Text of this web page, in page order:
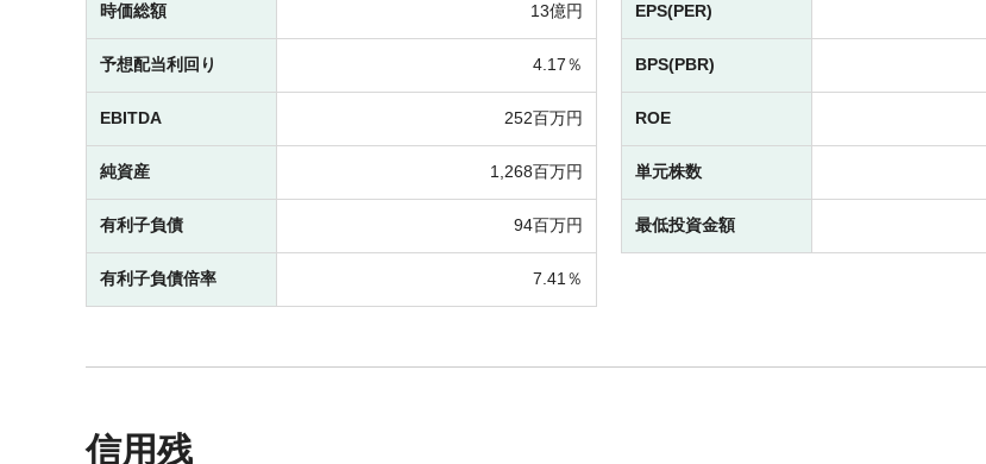
時価総額 13億円
予想配当利回り 4.17％
EBITDA 252百万円
純資産 1,268百万円
有利子負債 94百万円
有利子負債倍率 7.41％
EPS(PER)
BPS(PBR)
ROE
単元株数
最低投資金額
信用残